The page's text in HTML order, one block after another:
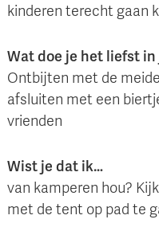
kinderen terecht gaan
Wat doe je het liefst
Ontbijten met de
afsluiten met een
vrienden
Wist je dat ik…
van kamperen hou?
met de tent op pad te